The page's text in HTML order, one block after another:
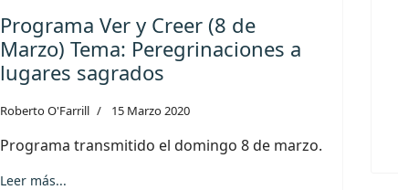
Programa Ver y Creer (8 de
Marzo) Tema: Peregrinaciones a
lugares sagrados
Roberto O'Farrill 15 Marzo 2020
Programa transmitido el domingo 8 de marzo.
Leer más...